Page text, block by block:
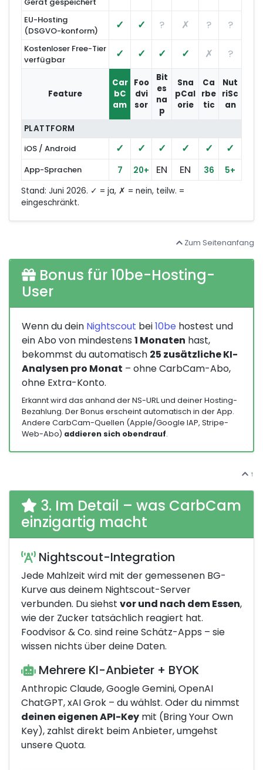
EU-Hosting
(DSGVO-konform)
✓ ✓ ? ✗ ? ?
Kostenloser Free-Tier
verfügbar
✓ ✓ ✓ ✓ ✗ ?
Feature
Car
bC
am
Foo
dvi
sor
Bit
es
na
p
Sna
pCal
orie
Ca
rbe
tic
Nut
riSc
an
PLATTFORM
iOS / Android
✓ ✓ ✓ ✓ ✓ ✓
App-Sprachen 7 20+ EN EN 36
5+
Stand: Juni 2026. ✓ = ja, ✗ = nein, teilw. =
eingeschränkt.
Zum Seitenanfang
Bonus für 10be-Hosting-
User
Wenn du dein Nightscout bei10be hostest und
ein Abo von mindestens 1 Monaten hast,
bekommst du automatisch 25 zusätzliche KI-
Analysen pro Monat – ohne CarbCam-Abo,
ohne Extra-Konto.
Erkannt wird das anhand der NS-URL und deiner Hosting-
Bezahlung. Der Bonus erscheint automatisch in der App.
Andere CarbCam-Quellen (Apple/Google IAP, Stripe-
Web-Abo) addieren sich obendrauf.
↑
3. Im Detail – was CarbCam
einzigartig macht
Nightscout-Integration
Jede Mahlzeit wird mit der gemessenen BG-
Kurve aus deinem Nightscout-Server
verbunden. Du siehst vor und nach dem Essen,
wie der Zucker tatsächlich reagiert hat.
Foodvisor & Co. sind reine Schätz-Apps – sie
wissen nichts über deine Daten.
Mehrere KI-Anbieter + BYOK
Anthropic Claude, Google Gemini, OpenAI
ChatGPT, xAI Grok – du wählst. Oder du nimmst
deinen eigenen API-Key mit (Bring Your Own
Key), zahlst direkt beim Anbieter, umgehst
unsere Quota.